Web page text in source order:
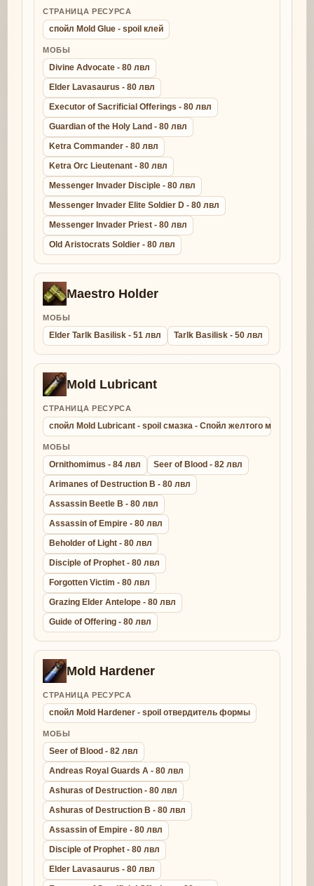
СТРАНИЦА РЕСУРСА
спойл Mold Glue - spoil клей
МОБЫ
Divine Advocate - 80 лвл
Elder Lavasaurus - 80 лвл
Executor of Sacrificial Offerings - 80 лвл
Guardian of the Holy Land - 80 лвл
Ketra Commander - 80 лвл
Ketra Orc Lieutenant - 80 лвл
Messenger Invader Disciple - 80 лвл
Messenger Invader Elite Soldier D - 80 лвл
Messenger Invader Priest - 80 лвл
Old Aristocrats Soldier - 80 лвл
Maestro Holder
МОБЫ
Elder Tarlk Basilisk - 51 лвл Tarlk Basilisk - 50 лвл
Mold Lubricant
СТРАНИЦА РЕСУРСА
спойл Mold Lubricant - spoil смазка - Спойл желтого молда
МОБЫ
Ornithomimus - 84 лвл
Seer of Blood - 82 лвл
Arimanes of Destruction B - 80 лвл
Assassin Beetle B - 80 лвл
Assassin of Empire - 80 лвл
Beholder of Light - 80 лвл
Disciple of Prophet - 80 лвл
Forgotten Victim - 80 лвл
Grazing Elder Antelope - 80 лвл
Guide of Offering - 80 лвл
Mold Hardener
СТРАНИЦА РЕСУРСА
спойл Mold Hardener - spoil отвердитель формы
МОБЫ
Seer of Blood - 82 лвл
Andreas Royal Guards A - 80 лвл
Ashuras of Destruction - 80 лвл
Ashuras of Destruction B - 80 лвл
Assassin of Empire - 80 лвл
Disciple of Prophet - 80 лвл
Elder Lavasaurus - 80 лвл